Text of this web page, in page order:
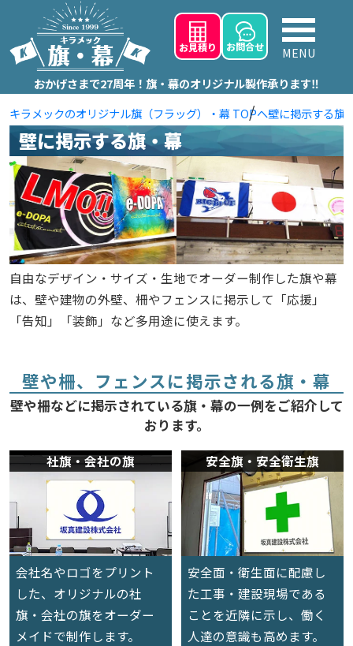
お見積り お問合せ
MENU
おかげさまで27周年！旗・幕のオリジナル製作承ります‼
キラメックのオリジナル旗（フラッグ）・幕 TOPへ壁に掲示する旗
壁に掲示する旗・幕
自由なデザイン・サイズ・生地でオーダー制作した旗や幕
は、壁や建物の外壁、柵やフェンスに掲示して「応援」
「告知」「装飾」など多用途に使えます。
壁や柵、フェンスに掲示される旗・幕
壁や柵などに掲示されている旗・幕の一例をご紹介して
おります。
社旗・会社の旗
会社名やロゴをプリント
した、オリジナルの社
旗・会社の旗をオーダー
メイドで制作します。
安全旗・安全衛生旗
安全面・衛生面に配慮し
た工事・建設現場である
ことを近隣に示し、働く
人達の意識も高めます。